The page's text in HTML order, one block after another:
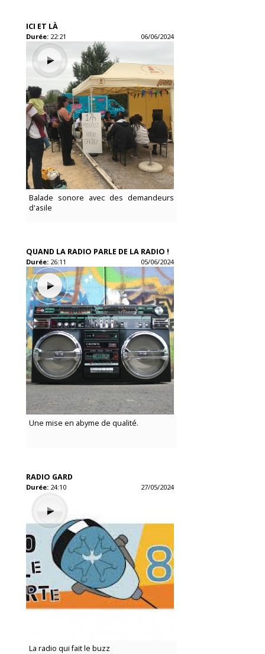
ICI ET LÀ
Durée: 22:21 06/06/2024
Balade sonore avec des demandeurs
d'asile
QUAND LA RADIO PARLE DE LA RADIO !
Durée: 26:11 05/06/2024
Une mise en abyme de qualité.
RADIO GARD
Durée: 24:10 27/05/2024
La radio qui fait le buzz